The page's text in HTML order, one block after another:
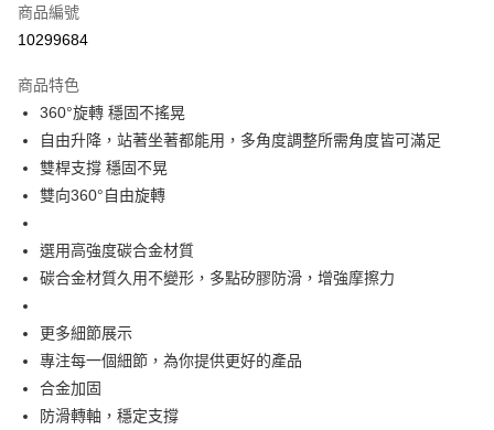
超商取貨付款
街口支付
全盈+PAY
ATM付款
運送方式
全家取貨付款
每筆NT$50，滿NT$490(含以上)免運費
7-11取貨付款
每筆NT$50，滿NT$490(含以上)免運費
宅配
商品編號
10299684
商品特色
360°旋轉 穩固不搖晃
自由升降，站著坐著都能用，多角度調整所需角度皆可滿足
雙桿支撐 穩固不晃
雙向360°自由旋轉
選用高強度碳合金材質
碳合金材質久用不變形，多點矽膠防滑，增強摩擦力
更多細節展示
專注每一個細節，為你提供更好的產品
合金加固
防滑轉軸，穩定支撐